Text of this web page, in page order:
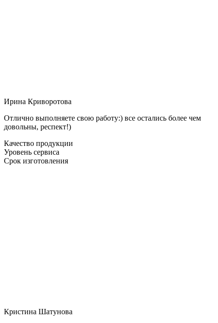
Ирина Криворотова
Отлично выполняете свою работу:) все остались более чем
довольны, респект!)
Качество продукции
Уровень сервиса
Срок изготовления
Кристина Шатунова